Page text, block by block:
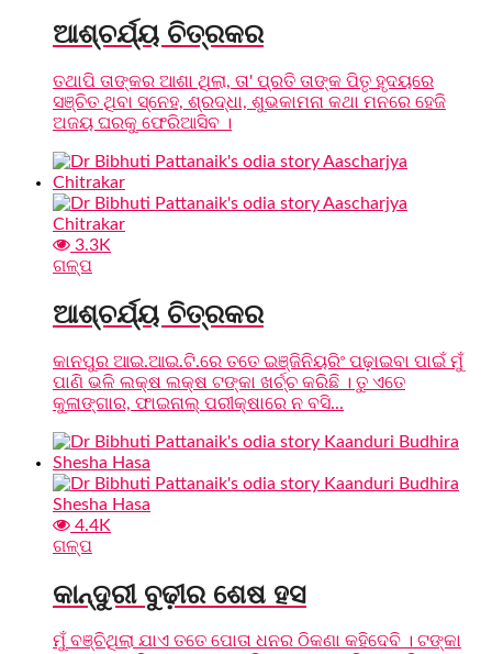
ଆଶ୍ଚର୍ଯ୍ୟ ଚିତ୍ରକର
ତଥାପି ତାଙ୍କର ଆଶା ଥିଲା, ତା' ପ୍ରତି ତାଙ୍କ ପିତୃ ହୃଦୟରେ
ସଞ୍ଚିତ ଥିବା ସ୍ନେହ, ଶ୍ରଦ୍ଧା, ଶୁଭକାମନା କଥା ମନରେ ହେଜି
ଅଜୟ ଘରକୁ ଫେରିଆସିବ ।
3.3K
ଗଳ୍ପ
ଆଶ୍ଚର୍ଯ୍ୟ ଚିତ୍ରକର
କାନପୁର ଆଇ.ଆଇ.ଟି.ରେ ତତେ ଇଞ୍ଜିନିୟରିଂ ପଢ଼ାଇବା ପାଇଁ ମୁଁ
ପାଣି ଭଳି ଲକ୍ଷ ଲକ୍ଷ ଟଙ୍କା ଖର୍ଚ୍ଚ କରିଛି । ତୁ ଏତେ
କୁଳାଙ୍ଗାର, ଫାଇନାଲ୍ ପରୀକ୍ଷାରେ ନ ବସି...
4.4K
ଗଳ୍ପ
କାନ୍ଦୁରୀ ବୁଢ଼ୀର ଶେଷ ହସ
ମୁଁ ବଞ୍ଚିଥିଲା ଯାଏ ତତେ ପୋତା ଧନର ଠିକଣା କହିଦେବି । ଟଙ୍କା